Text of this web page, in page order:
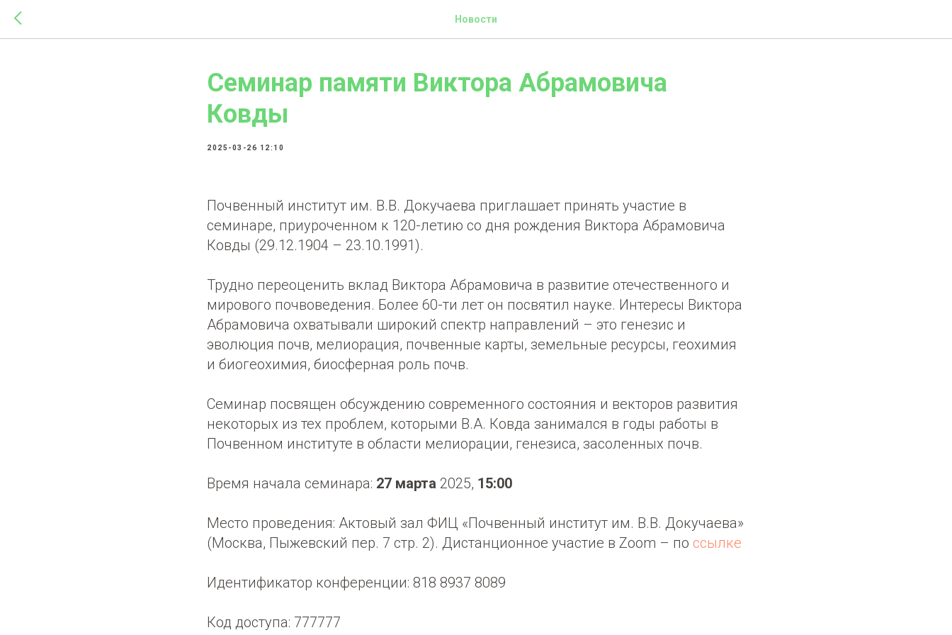
Новости
Семинар памяти Виктора Абрамовича
Ковды
2025-03-26 12:10
Почвенный институт им. В.В. Докучаева приглашает принять участие в
семинаре, приуроченном к 120-летию со дня рождения Виктора Абрамовича
Ковды (29.12.1904 – 23.10.1991).
Трудно переоценить вклад Виктора Абрамовича в развитие отечественного и
мирового почвоведения. Более 60-ти лет он посвятил науке. Интересы Виктора
Абрамовича охватывали широкий спектр направлений – это генезис и
эволюция почв, мелиорация, почвенные карты, земельные ресурсы, геохимия
и биогеохимия, биосферная роль почв.
Семинар посвящен обсуждению современного состояния и векторов развития
некоторых из тех проблем, которыми В.А. Ковда занимался в годы работы в
Почвенном институте в области мелиорации, генезиса, засоленных почв.
Время начала семинара: 27 марта 2025, 15:00
Место проведения: Актовый зал ФИЦ «Почвенный институт им. В.В. Докучаева»
(Москва, Пыжевский пер. 7 стр. 2). Дистанционное участие в Zoom – по ссылке
Идентификатор конференции: 818 8937 8089
Код доступа: 777777